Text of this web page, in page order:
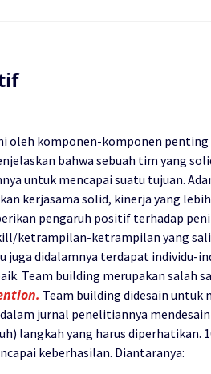
oleh komponen-komponen
bahwa sebuah tim yang
untuk mencapai suatu tujuan.
kerjasama solid, kinerja yang
pengaruh positif terhadap
ketrampilan-ketrampilan yang
juga didalamnya terdapat
Team building merupakan salah
Team building didesain
jurnal penelitiannya
langkah yang harus
keberhasilan. Diantaranya: